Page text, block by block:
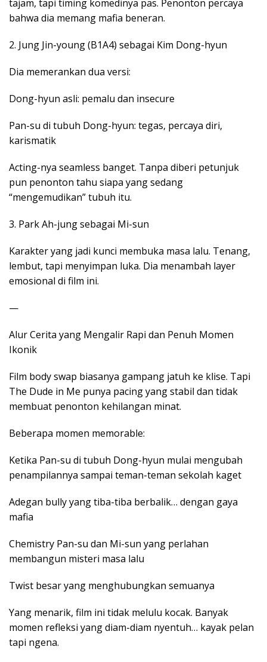
tajam, tapi timing komedinya pas. Penonton percaya
bahwa dia memang mafia beneran.
2. Jung Jin-young (B1A4) sebagai Kim Dong-hyun
Dia memerankan dua versi:
Dong-hyun asli: pemalu dan insecure
Pan-su di tubuh Dong-hyun: tegas, percaya diri,
karismatik
Acting-nya seamless banget. Tanpa diberi petunjuk
pun penonton tahu siapa yang sedang
“mengemudikan” tubuh itu.
3. Park Ah-jung sebagai Mi-sun
Karakter yang jadi kunci membuka masa lalu. Tenang,
lembut, tapi menyimpan luka. Dia menambah layer
emosional di film ini.
—
Alur Cerita yang Mengalir Rapi dan Penuh Momen
Ikonik
Film body swap biasanya gampang jatuh ke klise. Tapi
The Dude in Me punya pacing yang stabil dan tidak
membuat penonton kehilangan minat.
Beberapa momen memorable:
Ketika Pan-su di tubuh Dong-hyun mulai mengubah
penampilannya sampai teman-teman sekolah kaget
Adegan bully yang tiba-tiba berbalik… dengan gaya
mafia
Chemistry Pan-su dan Mi-sun yang perlahan
membangun misteri masa lalu
Twist besar yang menghubungkan semuanya
Yang menarik, film ini tidak melulu kocak. Banyak
momen refleksi yang diam-diam nyentuh… kayak pelan
tapi ngena.